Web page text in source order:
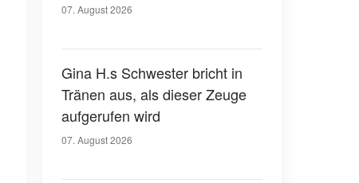
07. August 2026
Gina H.s Schwester bricht in
Tränen aus, als dieser Zeuge
aufgerufen wird
07. August 2026